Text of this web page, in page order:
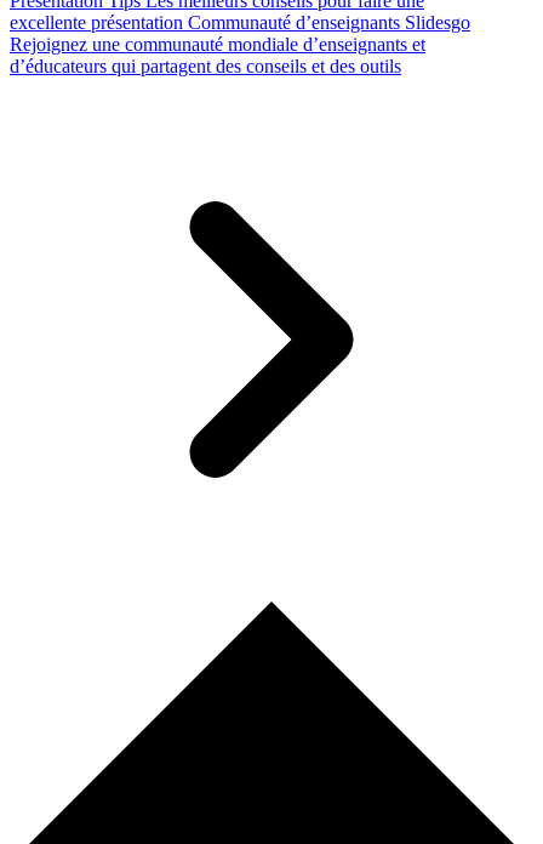
excellente présentation Communauté d’enseignants Slidesgo
Rejoignez une communauté mondiale d’enseignants et
d’éducateurs qui partagent des conseils et des outils